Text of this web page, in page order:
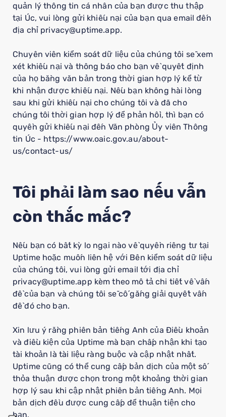
quản lý thông tin cá nhân của bạn được thu thập
tại Úc, vui lòng gửi khiếu nại của bạn qua email đến
địa chỉ privacy@uptime.app.
Chuyên viên kiểm soát dữ liệu của chúng tôi sẽ xem
xét khiếu nại và thông báo cho bạn về quyết định
của họ bằng văn bản trong thời gian hợp lý kể từ
khi nhận được khiếu nại. Nếu bạn không hài lòng
sau khi gửi khiếu nại cho chúng tôi và đã cho
chúng tôi thời gian hợp lý để phản hồi, thì bạn có
quyền gửi khiếu nại đến Văn phòng Ủy viên Thông
tin Úc - https://www.oaic.gov.au/about-
us/contact-us/
Tôi phải làm sao nếu vẫn
còn thắc mắc?
Nếu bạn có bất kỳ lo ngại nào về quyền riêng tư tại
Uptime hoặc muốn liên hệ với Bên kiểm soát dữ liệu
của chúng tôi, vui lòng gửi email tới địa chỉ
privacy@uptime.app kèm theo mô tả chi tiết về vấn
đề của bạn và chúng tôi sẽ cố gắng giải quyết vấn
đề đó cho bạn.
Xin lưu ý rằng phiên bản tiếng Anh của Điều khoản
và điều kiện của Uptime mà bạn chấp nhận khi tạo
tài khoản là tài liệu ràng buộc và cập nhật nhất.
Uptime cũng có thể cung cấp bản dịch của một số
thỏa thuận được chọn trong một khoảng thời gian
hợp lý sau khi cập nhật phiên bản tiếng Anh. Mọi
bản dịch đều được cung cấp để thuận tiện cho
bạn.